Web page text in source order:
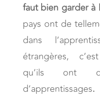
faut bien garder à
pays ont de
dans
étrangères,
qu’ils ont
d’apprentissages.